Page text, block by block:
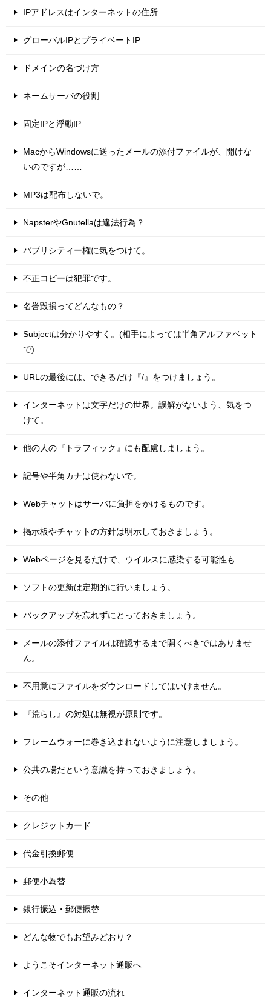
IPアドレスはインターネットの住所
グローバルIPとプライベートIP
ドメインの名づけ方
ネームサーバの役割
固定IPと浮動IP
MacからWindowsに送ったメールの添付ファイルが、開けな
いのですが……
MP3は配布しないで。
NapsterやGnutellaは違法行為？
パブリシティー権に気をつけて。
不正コピーは犯罪です。
名誉毀損ってどんなもの？
Subjectは分かりやすく。(相手によっては半角アルファベット
で)
URLの最後には、できるだけ『/』をつけましょう。
インターネットは文字だけの世界。誤解がないよう、気をつ
けて。
他の人の『トラフィック』にも配慮しましょう。
記号や半角カナは使わないで。
Webチャットはサーバに負担をかけるものです。
掲示板やチャットの方針は明示しておきましょう。
Webページを見るだけで、ウイルスに感染する可能性も…
ソフトの更新は定期的に行いましょう。
バックアップを忘れずにとっておきましょう。
メールの添付ファイルは確認するまで開くべきではありませ
ん。
不用意にファイルをダウンロードしてはいけません。
『荒らし』の対処は無視が原則です。
フレームウォーに巻き込まれないように注意しましょう。
公共の場だという意識を持っておきましょう。
その他
クレジットカード
代金引換郵便
郵便小為替
銀行振込・郵便振替
どんな物でもお望みどおり？
ようこそインターネット通販へ
インターネット通販の流れ